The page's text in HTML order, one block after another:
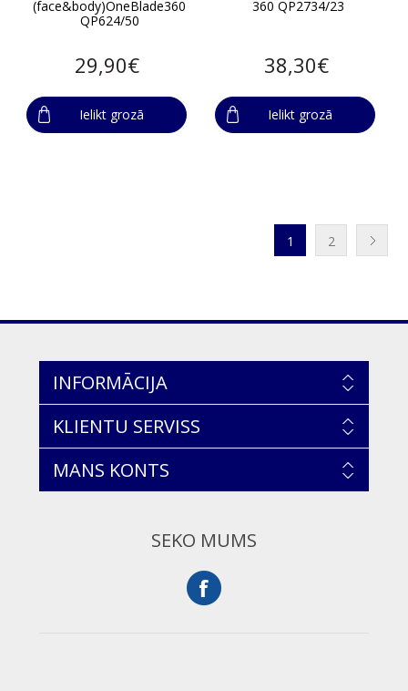
(face&body)OneBlade360
QP624/50
29,90€
Ielikt grozā
360 QP2734/23
38,30€
Ielikt grozā
1 2
INFORMĀCIJA
KLIENTU SERVISS
MANS KONTS
SEKO MUMS